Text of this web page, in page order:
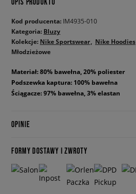
Kod producenta: IM4935-010
Kategoria: Bluzy
Kolekcje: Nike Sportswear
Nike Hoodies
Młodzieżowe
Materiał: 80% bawełna, 20% poliester
Podszewka kaptura: 100% bawełna
Ściągacze: 97% bawełna, 3% elastan
OPINIE
FORMY DOSTAWY I ZWROTY